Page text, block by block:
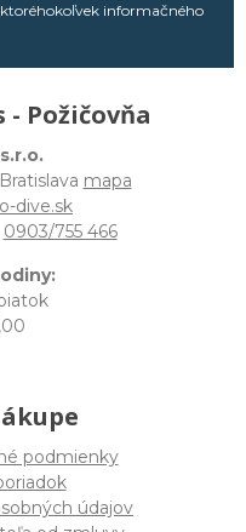
informačného
- Požičovňa
mapa
dive.sk
0903/755 466
podmienky
údajov